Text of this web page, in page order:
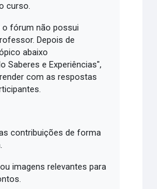
curso.
o fórum não possui
Depois de
abaixo
Saberes e Experiências",
com as respostas
contribuições de forma
imagens relevantes para